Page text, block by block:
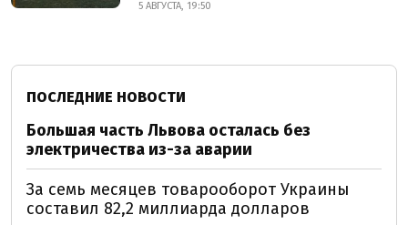
5 АВГУСТА, 19:50
ПОСЛЕДНИЕ НОВОСТИ
Большая часть Львова осталась без
электричества из-за аварии
За семь месяцев товарооборот Украины
составил 82,2 миллиарда долларов